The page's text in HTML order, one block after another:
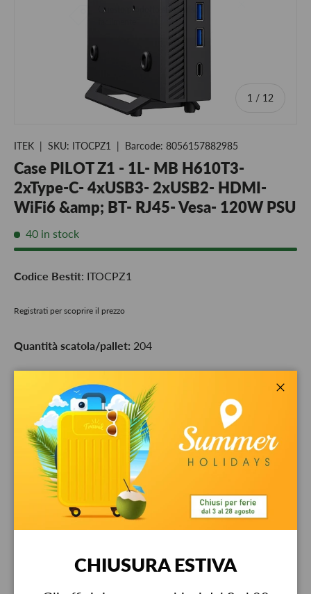
1 / of
12
ITEK | SKU: ITOCPZ1 | Barcode: 8056157882985
Case PILOT Z1 - 1L- MB H610T3-
2xType-C- 4xUSB3- 2xUSB2- HDMI-
WiFi6 &amp; BT- RJ45- Vesa- 120W PSU
40 in stock
Codice Bestit: ITOCPZ1
Registrati per scoprire il prezzo
Quantità scatola/pallet: 204
+
Pickup available at Bestit srl
Usually ready in 24 hours
View store information
CHIUSURA ESTIVA